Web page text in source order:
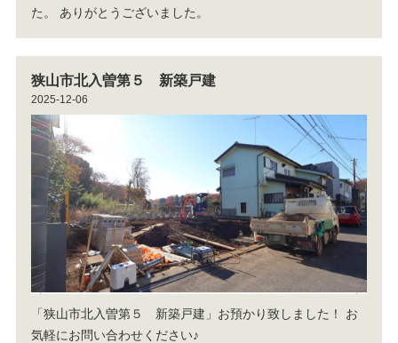
た。 ありがとうございました。
狭山市北入曽第５ 新築戸建
2025-12-06
「狭山市北入曽第５ 新築戸建」お預かり致しました！ お
気軽にお問い合わせください♪